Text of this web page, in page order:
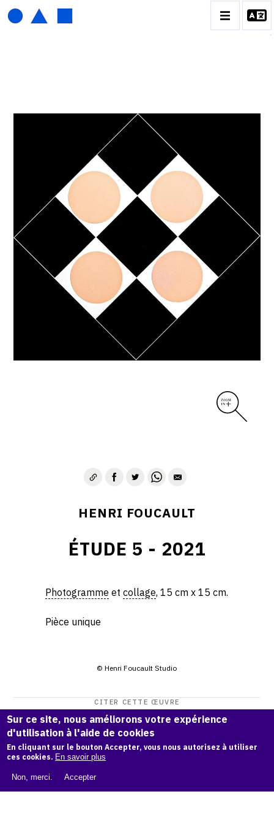
HENRI FOUCAULT
BIOGRAPHIE
CATALOGUE DES OEUVRES
01_SCULPTURE
02_PHOTOGRAPHIQUE
03_COLLAGES
05_MONOTYPE
06_ARCHIVES
CONTACT
HENRI FOUCAULT
ÉTUDE 5 - 2021
Photogramme etcollage, 15 cm x 15 cm.
Pièce unique
© Henri Foucault Studio
CITER CETTE ŒUVRE
Henri Foucault, Étude 5 - 2021.
Catalogue raisonné Henri Foucault
p1
COPIER LA CITATION
Sur ce site, nous améliorons votre expérience
d'utilisation à l'aide de cookies
En cliquant sur le bouton Accepter, vous nous autorisez à utiliser
ces cookies. En savoir plus
Non, merci. Accepter